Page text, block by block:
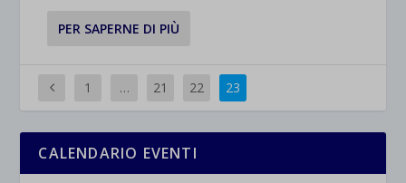
PER SAPERNE DI PIÙ
1 … 21 22 23
CALENDARIO EVENTI